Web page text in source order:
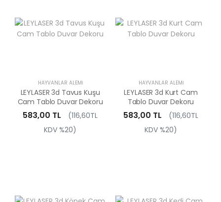
HAYVANLAR ALEMI
LEYLASER 3d Tavus Kuşu
Cam Tablo Duvar Dekoru
583,00 TL
(116,60TL
KDV %20)
HAYVANLAR ALEMI
LEYLASER 3d Kurt Cam
Tablo Duvar Dekoru
583,00 TL
(116,60TL
KDV %20)